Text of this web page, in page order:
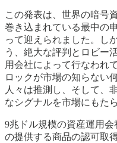
この発表は、世界の暗号
巻き込まれている最中の
って迎えられました。し
う、絶大な評判とロビー
用会社によって行なわれ
ロックが市場の知らない
人々は推測し、そして、
なシグナルを市場にもた
9兆ドル規模の資産運用
の提供する商品の認可取